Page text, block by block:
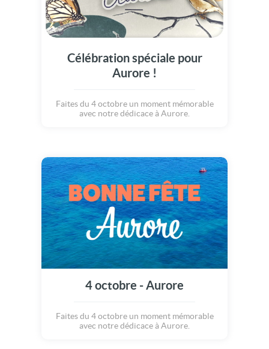
Célébration spéciale pour
Aurore !
Faites du 4 octobre un moment mémorable
avec notre dédicace à Aurore.
4 octobre - Aurore
Faites du 4 octobre un moment mémorable
avec notre dédicace à Aurore.